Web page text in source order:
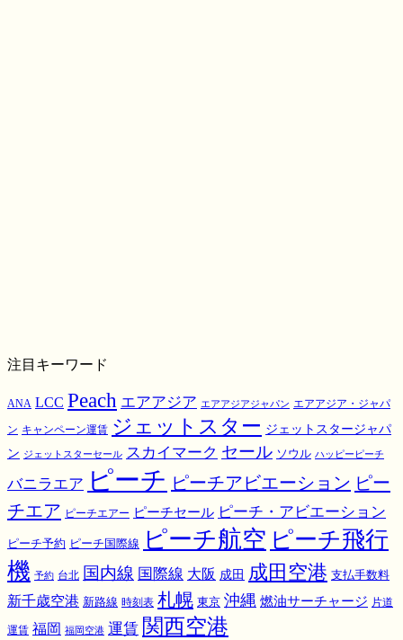
注目キーワード
ANA LCC Peach エアアジア エアアジアジャパン エアアジア・ジャパ
ン キャンペーン運賃 ジェットスター ジェットスタージャパ
ン ジェットスターセール スカイマーク セール ソウル ハッピーピーチ
バニラエア ピーチ ピーチアビエーション ピー
チエア ピーチエアー ピーチセール ピーチ・アビエーション
ピーチ予約 ピーチ国際線 ピーチ航空 ピーチ飛行
機 予約 台北 国内線 国際線 大阪 成田 成田空港 支払手数料
新千歳空港 新路線 時刻表 札幌 東京 沖縄 燃油サーチャージ 片道
運賃 福岡 福岡空港 運賃 関西空港